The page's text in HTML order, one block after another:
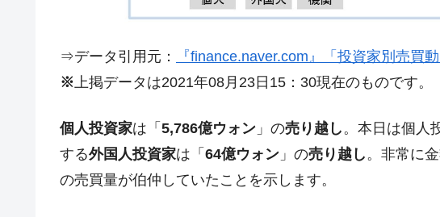
平成仮面ライダーの意外すぎるモチーフとは？
Fact1 日本人マスターズ挑戦の歴史。松山以前に最高位だった選手
Fact1 セレクトセールの高額取引馬が稼いだ金額とは？
⇒データ引用元：
『finance.naver.com』「投資家別売買動
※上掲データは2021年08月23日15：30現在のものです。
個人投資家は「 5,786億ウォン 」の売り越し。本日は個人
する外国人投資家は「 64億ウォン 」の売り越し。非常に
の売買量が伯仲していたことを示します。